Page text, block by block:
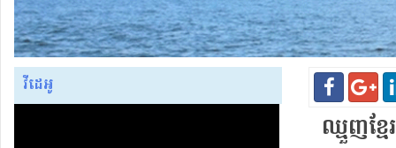
វីដេអូ
ឈ្មួញ​ខ្ម